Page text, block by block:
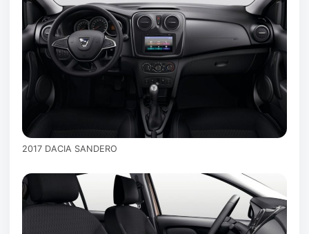
2017 DACIA SANDERO